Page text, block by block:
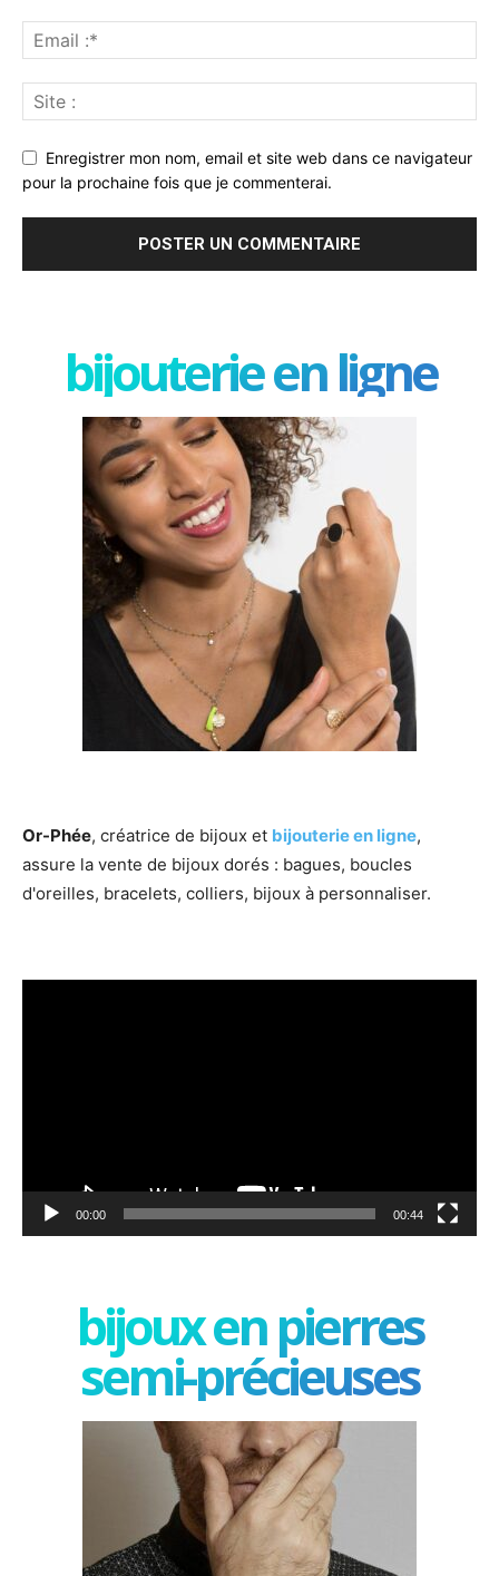
Enregistrer mon nom, email et site web dans ce navigateur
pour la prochaine fois que je commenterai.
bijouterie en ligne
Or-Phée, créatrice de bijoux et bijouterie en ligne,
assure la vente de bijoux dorés : bagues, boucles
d'oreilles, bracelets, colliers, bijoux à personnaliser.
00:00 00:44
bijoux en pierres
semi-précieuses